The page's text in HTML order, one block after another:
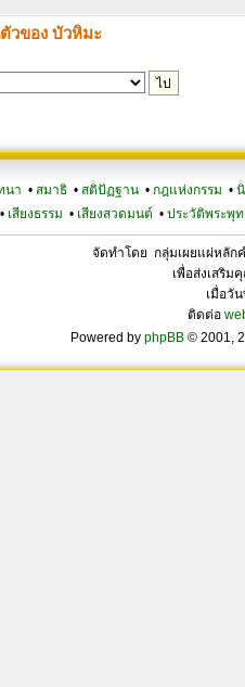
วของ บัวหิมะ
นา • สมาธิ • สติปัฏฐาน • กฎแห่งกรรม •
เสียงธรรม • เสียงสวดมนต์ • ประวัติพระพุท
จัดทำโดย กลุ่มเผยแผ่หลัก
เพื่อส่งเสริม
เมื่อวั
ติดต่อ
Powered by phpBB © 2001,